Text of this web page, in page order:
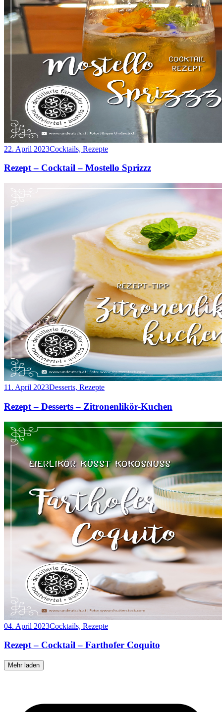
22. April 2023Cocktails, Rezepte
Rezept – Cocktail – Mostello Sprizzz
11. April 2023Desserts, Rezepte
Rezept – Desserts – Zitronenlikör-Kuchen
04. April 2023Cocktails, Rezepte
Rezept – Cocktail – Farthofer Coquito
Mehr laden